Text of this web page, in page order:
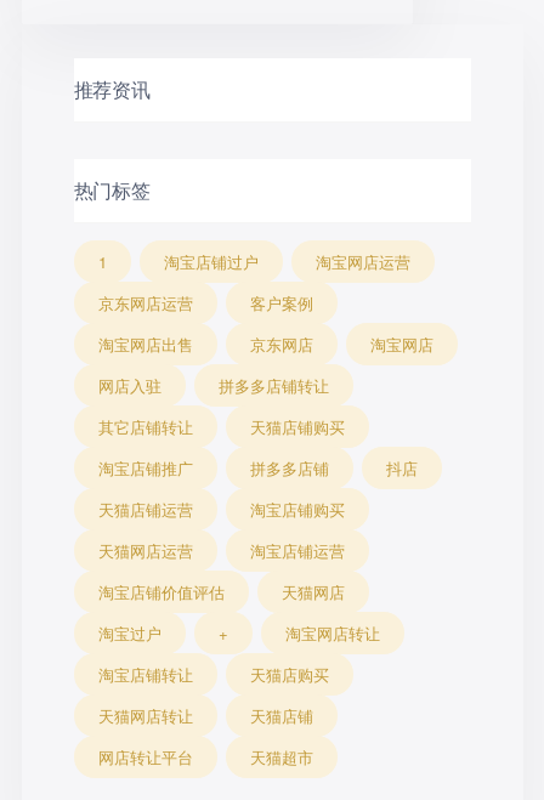
推荐资讯
热门标签
1 淘宝店铺过户
淘宝网店运营
京东网店运营
客户案例
淘宝网店出售
京东网店
淘宝网店
网店入驻
拼多多店铺转让
其它店铺转让
天猫店铺购买
淘宝店铺推广
拼多多店铺
抖店
天猫店铺运营
淘宝店铺购买
天猫网店运营
淘宝店铺运营
淘宝店铺价值评估
天猫网店
淘宝过户
+
淘宝网店转让
淘宝店铺转让
天猫店购买
天猫网店转让
天猫店铺
网店转让平台
天猫超市